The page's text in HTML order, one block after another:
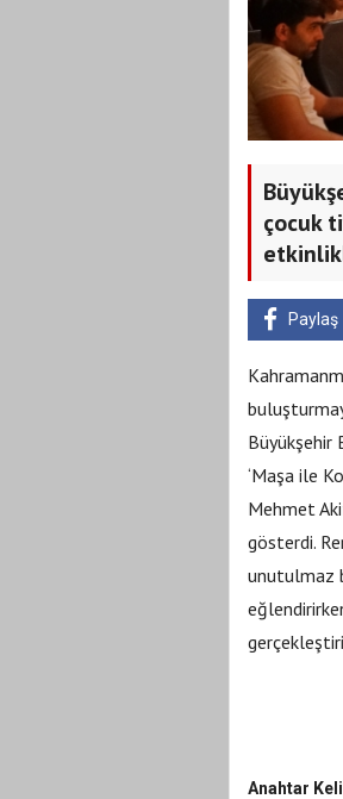
çocuk
Paylaş
Büyükşehir
‘Maşa ile
Mehmet
gösterdi.
unutulmaz
Anahtar